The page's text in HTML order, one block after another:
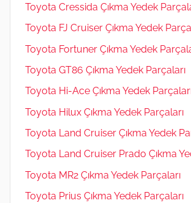
Toyota Cressida Çıkma Yedek
Toyota FJ Cruiser Çıkma Yedek
Toyota Fortuner Çıkma Yedek
Toyota GT86 Çıkma Yedek Parçaları
Toyota Hi-Ace Çıkma Yedek
Toyota Hilux Çıkma Yedek Parçaları
Toyota Land Cruiser Çıkma Yedek
Toyota Land Cruiser Prado Çıkma
Toyota MR2 Çıkma Yedek Parçaları
Toyota Prius Çıkma Yedek Parçaları